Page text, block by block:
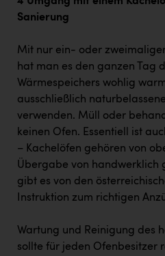
Sanierung
Mit nur ein- oder
hat man es den ganzen Tag
Wärmespeichers wohlig
ausschließlich
verwenden. Müll oder
keinen Ofen. Essentiell ist
– Kachelöfen gehören von
Übergabe von handwerklich
gibt es von den
Instruktion zum richtigen
Wartung und Reinigung des
sollte für jeden Ofenbesitzer